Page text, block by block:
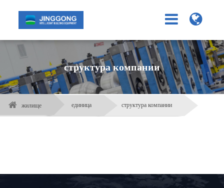
структура компании
жилище единица структура компании